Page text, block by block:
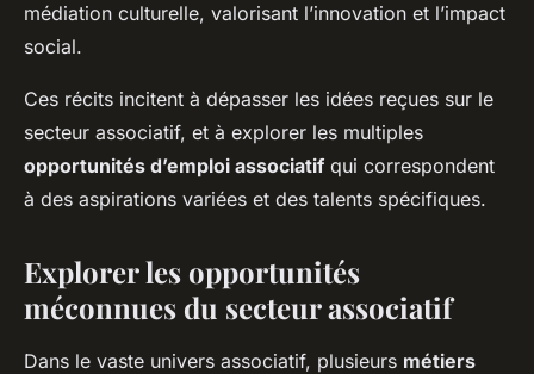
médiation culturelle, valorisant l’innovation et l’impact
social.
Ces récits incitent à dépasser les idées reçues sur le
secteur associatif, et à explorer les multiples
opportunités d’emploi associatif qui correspondent
à des aspirations variées et des talents spécifiques.
Explorer les opportunités
méconnues du secteur associatif
Dans le vaste univers associatif, plusieurs métiers